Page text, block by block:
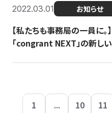
2022.03.01 お知らせ
【私たちも事務局の一員に
「congrant NEXT」の新しい
1 ... 10 11